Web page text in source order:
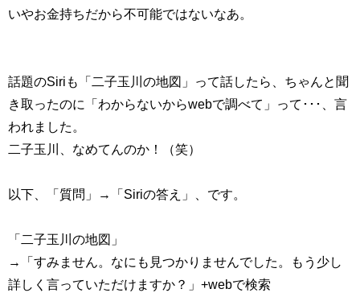
いやお金持ちだから不可能ではないなあ。
話題のSiriも「二子玉川の地図」って話したら、ちゃんと聞
き取ったのに「わからないからwebで調べて」って･･･、言
われました。
二子玉川、なめてんのか！（笑）
以下、「 質問」 →「Siriの答え」、です。
「二子玉川の地図」
→「すみません。なにも見つかりませんでした。もう少し
詳しく言っていただけますか？」+webで検索